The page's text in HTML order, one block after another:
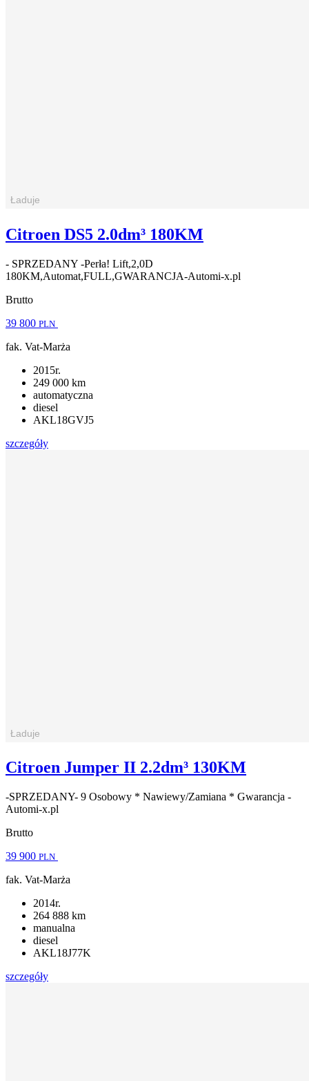
Citroen DS5 2.0dm³ 180KM
- SPRZEDANY -Perła! Lift,2,0D
180KM,Automat,FULL,GWARANCJA-Automi-x.pl
Brutto
39 800 PLN
fak. Vat-Marża
2015r.
249 000 km
automatyczna
diesel
AKL18GVJ5
szczegóły
Citroen Jumper II 2.2dm³ 130KM
-SPRZEDANY- 9 Osobowy * Nawiewy/Zamiana * Gwarancja -
Automi-x.pl
Brutto
39 900 PLN
fak. Vat-Marża
2014r.
264 888 km
manualna
diesel
AKL18J77K
szczegóły